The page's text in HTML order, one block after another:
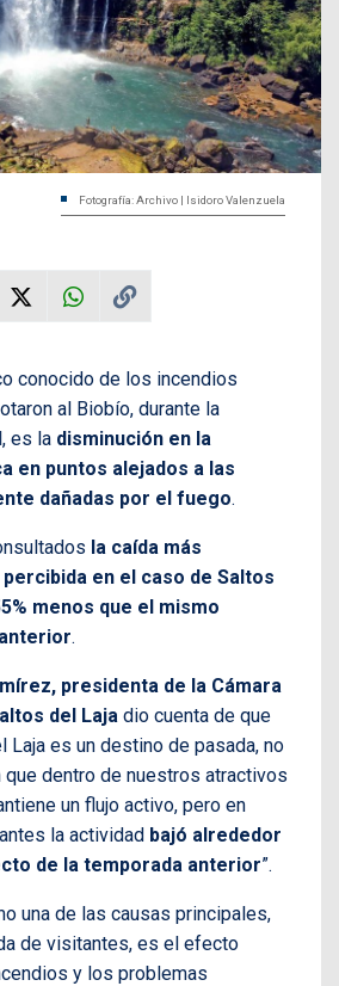
Fotografía: Archivo | Isidoro Valenzuela
conocido de los incendios
al Biobío, durante la
es la disminución en la
en puntos alejados a las
dañadas por el fuego.
la caída más
en el caso de Saltos
menos que el mismo
.
presidenta de la Cámara
del Laja dio cuenta de que
Laja es un destino de pasada, no
que dentro de nuestros atractivos
un flujo activo, pero en
la actividad bajó alrededor
de la temporada anterior”.
una de las causas principales,
de visitantes, es el efecto
y los problemas